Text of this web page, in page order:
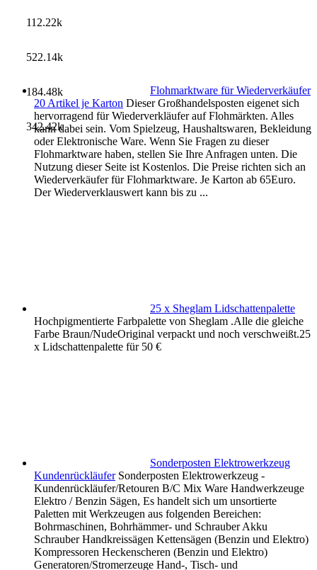
Flohmarktware für Wiederverkäufer
20 Artikel je Karton Dieser Großhandelsposten eigenet sich
hervorragend für Wiederverkläufer auf Flohmärkten. Alles
kann dabei sein. Vom Spielzeug, Haushaltswaren, Bekleidung
oder Elektronische Ware. Wenn Sie Fragen zu dieser
Flohmarktware haben, stellen Sie Ihre Anfragen unten. Die
Nutzung dieser Seite ist Kostenlos. Die Preise richten sich an
Wiederverkäufer für Flohmarktware. Je Karton ab 65Euro.
Der Wiederverklauswert kann bis zu ...
25 x Sheglam Lidschattenpalette
Hochpigmentierte Farbpalette von Sheglam .Alle die gleiche
Farbe Braun/NudeOriginal verpackt und noch verschweißt.25
x Lidschattenpalette für 50 €
Sonderposten Elektrowerkzeug
Kundenrückläufer Sonderposten Elektrowerkzeug -
Kundenrückläufer/Retouren B/C Mix Ware Handwerkzeuge
Elektro / Benzin Sägen, Es handelt sich um unsortierte
Paletten mit Werkzeugen aus folgenden Bereichen:
Bohrmaschinen, Bohrhämmer- und Schrauber Akku
Schrauber Handkreissägen Kettensägen (Benzin und Elektro)
Kompressoren Heckenscheren (Benzin und Elektro)
Generatoren/Stromerzeuge Hand-, Tisch- und
112.22k
522.14k
184.48k
342.42k